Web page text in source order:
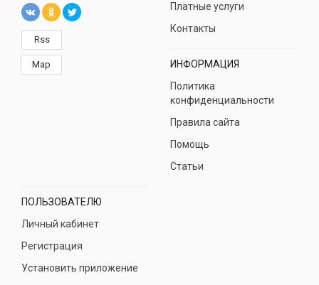
Rss
Map
Платные услуги
Контакты
ИНФОРМАЦИЯ
Политика
конфиденциальности
Правила сайта
Помощь
Статьи
ПОЛЬЗОВАТЕЛЮ
Личный кабинет
Регистрация
Установить приложение